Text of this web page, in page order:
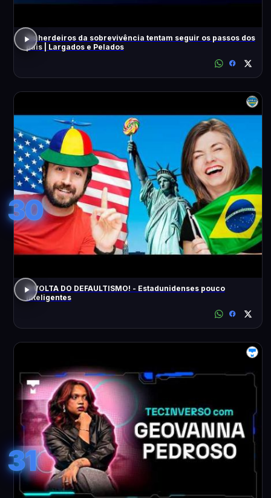
Os herdeiros da sobrevivência tentam seguir os passos dos
pais | Largados e Pelados
30
A VOLTA DO DEFAULTISMO! - Estadunidenses pouco
inteligentes
31